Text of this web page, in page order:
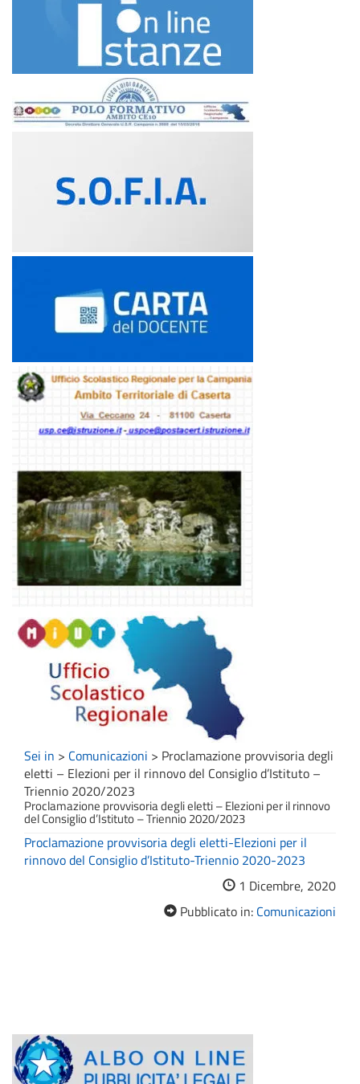
Sei in > Comunicazioni > Proclamazione provvisoria degli
eletti – Elezioni per il rinnovo del Consiglio d’Istituto –
Triennio 2020/2023
Proclamazione provvisoria degli eletti – Elezioni per il rinnovo
del Consiglio d’Istituto – Triennio 2020/2023
Proclamazione provvisoria degli eletti-Elezioni per il
rinnovo del Consiglio d’Istituto-Triennio 2020-2023
1 Dicembre, 2020
Pubblicato in: Comunicazioni